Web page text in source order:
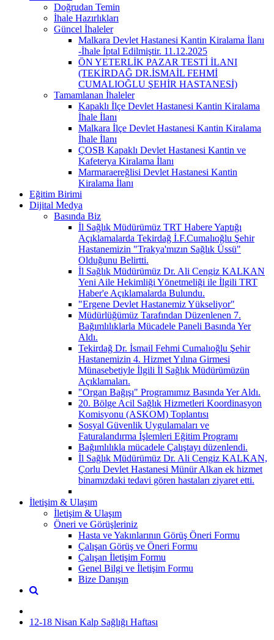
Doğrudan Temin
İhale Hazırlıkları
Güncel İhaleler
Malkara Devlet Hastanesi Kantin Kiralama İlanı
-İhale İptal Edilmiştir. 11.12.2025
ÖN YETERLİK PAZAR TESTİ İLANI
(TEKİRDAĞ DR.İSMAİL FEHMİ
CUMALIOĞLU ŞEHİR HASTANESİ)
Tamamlanan İhaleler
Kapaklı İlçe Devlet Hastanesi Kantin Kiralama
İhale İlanı
Malkara İlçe Devlet Hastanesi Kantin Kiralama
İhale İlanı
ÇOSB Kapaklı Devlet Hastanesi Kantin ve
Kafeterya Kiralama İlanı
Marmaraereğlisi Devlet Hastanesi Kantin
Kiralama İlanı
Eğitim Birimi
Dijital Medya
Basında Biz
İl Sağlık Müdürümüz TRT Habere Yaptığı
Açıklamalarda Tekirdağ İ.F.Cumalıoğlu Şehir
Hastanemizin "Trakya'mızın Sağlık Üssü"
Olduğunu Belirtti.
İl Sağlık Müdürümüz Dr. Ali Cengiz KALKAN
Yeni Aile Hekimliği Yönetmeliği ile İlgili TRT
Haber'e Açıklamalarda Bulundu.
"Ergene Devlet Hastanemiz Yükseliyor"
Müdürlüğümüz Tarafından Düzenlenen 7.
Bağımlılıklarla Mücadele Paneli Basında Yer
Aldı.
Tekirdağ Dr. İsmail Fehmi Cumalıoğlu Şehir
Hastanemizin 4. Hizmet Yılına Girmesi
Münasebetiyle İlgili İl Sağlık Müdürümüzün
Açıklamaları.
"Organ Bağışı" Programımız Basında Yer Aldı.
20. Bölge Acil Sağlık Hizmetleri Koordinasyon
Komisyonu (ASKOM) Toplantısı
Sosyal Güvenlik Uygulamaları ve
Faturalandırma İşlemleri Eğitim Programı
Bağımlılıkla mücadele Çalıştayı düzenlendi.
İl Sağlık Müdürümüz Dr. Ali Cengiz KALKAN,
Çorlu Devlet Hastanesi Münür Alkan ek hizmet
binamızdaki tedavi gören hastaları ziyaret etti.
İletişim & Ulaşım
İletişim & Ulaşım
Öneri ve Görüşleriniz
Hasta ve Yakınlarının Görüş Öneri Formu
Çalışan Görüş ve Öneri Formu
Çalışan İletişim Formu
Genel Bilgi ve İletişim Formu
Bize Danışın
12-18 Nisan Kalp Sağlığı Haftası